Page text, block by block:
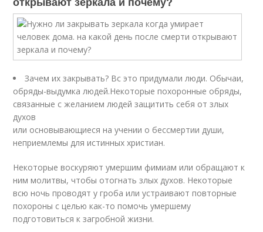
Зачем их закрывать? Вс это придумали люди. Обычаи,
обряды-выдумка людей.Некоторые похоронные обряды,
связанные с желанием людей защитить себя от злых
духов
или основывающиеся на учении о бессмертии души,
неприемлемы для истинных христиан.
Некоторые воскуряют умершим фимиам или обращают к
ним молитвы, чтобы отогнать злых духов. Некоторые
всю ночь проводят у гроба или устраивают повторные
похороны с целью как-то помочь умершему
подготовиться к загробной жизни.